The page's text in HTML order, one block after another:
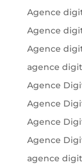
Agence
Agence
Agence
agence
Agence
Agence
Agence
Agence
agence